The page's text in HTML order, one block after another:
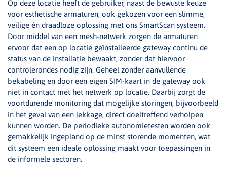
Op deze locatie heeft de gebruiker, naast de bewuste keuze
voor esthetische armaturen, ook gekozen voor een slimme,
veilige én draadloze oplossing met ons SmartScan systeem.
Door middel van een mesh-netwerk zorgen de armaturen
ervoor dat een op locatie geïnstalleerde gateway continu de
status van de installatie bewaakt, zonder dat hiervoor
controlerondes nodig zijn. Geheel zonder aanvullende
bekabeling en door een eigen SIM-kaart in de gateway ook
niet in contact met het netwerk op locatie. Daarbij zorgt de
voortdurende monitoring dat mogelijke storingen, bijvoorbeeld
in het geval van een lekkage, direct doeltreffend verholpen
kunnen worden. De periodieke autonomietesten worden ook
gemakkelijk ingepland op de minst storende momenten, wat
dit systeem een ideale oplossing maakt voor toepassingen in
de informele sectoren.